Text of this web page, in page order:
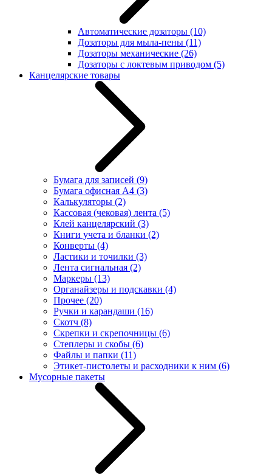
Автоматические дозаторы (10)
Дозаторы для мыла-пены (11)
Дозаторы механические (26)
Дозаторы с локтевым приводом (5)
Канцелярские товары
Бумага для записей (9)
Бумага офисная А4 (3)
Калькуляторы (2)
Кассовая (чековая) лента (5)
Клей канцелярский (3)
Книги учета и бланки (2)
Конверты (4)
Ластики и точилки (3)
Лента сигнальная (2)
Маркеры (13)
Органайзеры и подскавки (4)
Прочее (20)
Ручки и карандаши (16)
Скотч (8)
Скрепки и скрепочницы (6)
Степлеры и скобы (6)
Файлы и папки (11)
Этикет-пистолеты и расходники к ним (6)
Мусорные пакеты